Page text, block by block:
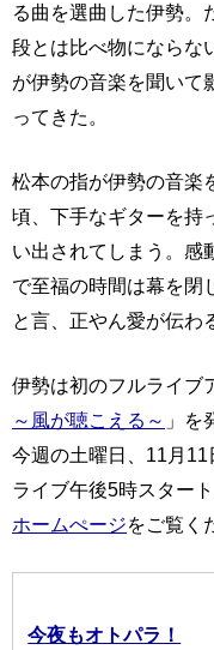
る曲を選曲した伊勢。
段とは比べ物にならな
が伊勢の音楽を聞いて
ってきた。
松本の指が伊勢の音楽
頃、下手なギターを持
い出されてしまう。感
で至福の時間は幕を閉
と言、正やん愛が伝わ
伊勢は初のフルライブ
～風が聴こえる～ 」を
今週の土曜日、11月
ライブ午後5時スター
ホームぺージをご覧く
今夜もオトパラ！